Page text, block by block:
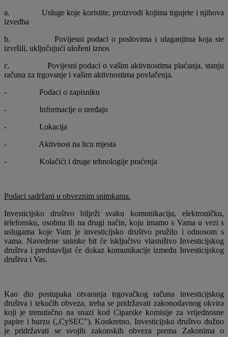
a. Usluge koje koristite, proizvodi kojima trgujete i njihova
izvedba
b. Povijesni podaci o poslovima i ulaganjima koja ste
izvršili, uključujući uloženi iznos
c. Povijesni podaci o vašim aktivnostima plaćanja, stanju
računa za trgovanje i vašim aktivnostima povlačenja.
- Podaci o zapisniku
- Informacije o uređaju
- Lokacija
- Aktivnost na licu mjesta
- Kolačići i druge tehnologije praćenja
Podaci sadržani u obveznim snimkama.
Investicijsko društvo bilježi svaku komunikaciju, elektroničku,
telefonsku, osobnu ili na drugi način, koju imamo s Vama u vezi s
uslugama koje Vam je investicijsko društvo pružilo i odnosom s
vama. Navedene snimke bit će isključivo vlasništvo Investicijskog
društva i predstavljat će dokaz komunikacije između Investicijskog
društva i Vas.
Kao dio postupaka otvaranja trgovačkog računa investicijskog
društva i tekućih obveza, treba se pridržavati zakonodavnog okvira
koji je trenutačno na snazi kod Ciparske komisije za vrijednosne
papire i burzu („CySEC”). Konkretno, Investicijsko društvo dužno
je pridržavati se svojih zakonskih obveza prema Zakonima o